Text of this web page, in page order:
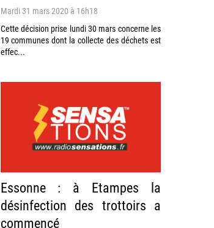
Mardi 31 mars 2020 à 16h18
Cette décision prise lundi 30 mars concerne les
19 communes dont la collecte des déchets est
effec...
Essonne : à Etampes la
désinfection des trottoirs a
commencé